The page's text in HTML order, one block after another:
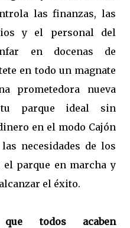
las finanzas, las
y el personal del
en docenas de
en todo un magnate
prometedora nueva
parque ideal sin
en el modo Cajón
necesidades de los
parque en marcha y
el éxito.
todos acaben